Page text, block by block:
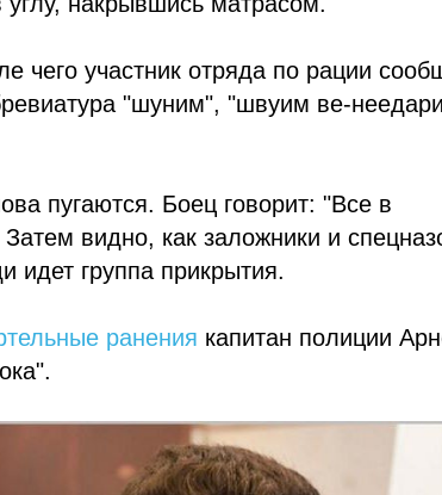
участник отряда по рации
"шуним", "швуим ве-
пугаются. Боец говорит: "Все в
видно, как заложники и
идет группа прикрытия.
ранения капитан полиции